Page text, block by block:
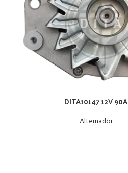
DITA10147 12V 90A
Alternador